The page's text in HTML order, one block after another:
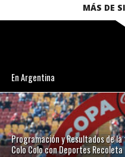
MÁS DE
En Argentina
Programación y Resultados de
Colo Colo con Deportes Recoleta